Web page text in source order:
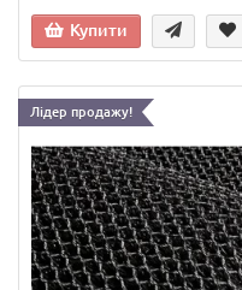
Купити
Лідер продажу!